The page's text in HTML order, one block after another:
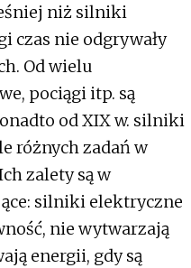
niż silniki
czas nie odgrywały
Od wielu
pociągi itp. są
od XIX w. silniki
różnych zadań w
zalety są w
silniki elektryczne
nie wytwarzają
energii, gdy są